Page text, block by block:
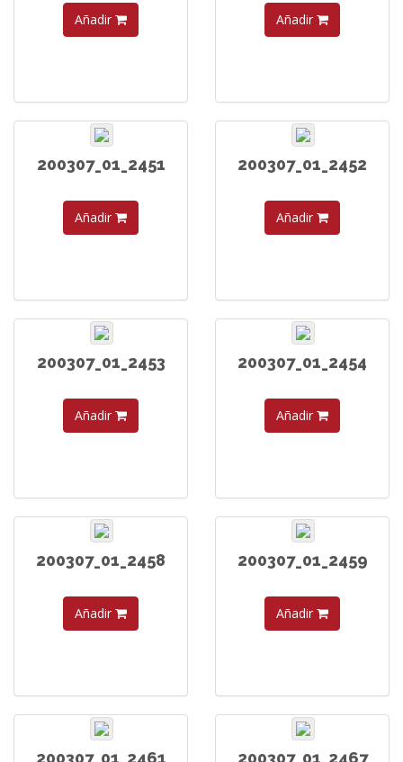
Añadir Añadir
200307_01_2451
Añadir
200307_01_2452
Añadir
200307_01_2453
Añadir
200307_01_2454
Añadir
200307_01_2458
Añadir
200307_01_2459
Añadir
200307_01_2461 200307_01_2467